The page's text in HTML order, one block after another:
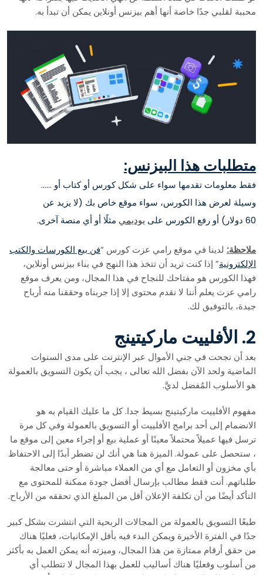
محببة لقلبي جدًا خاصة أنها أهم بيزنس أونلاين يمكن أن تبدأ به.
متطلبات هذا البيزنس:
فقط معلومات تقدمها سواء على شكل كورس أو كتاب أو ……
وسيلة لعرض هذا الكورس، سواء موقع خاص بك (لا يزيد عن
60 دولار) أو رفع الكورس على
يوديمي مثلًا أو أي منصة آخرى.
ملاحظة: لدينا في موقع رامي عزت كورس “فن بيع الكورسات والكتب
الإلكترونية” إذا كنت تريد أن تتخذ هذا النهج في بناء بيزنس أونلاين،
فهذا الكورس هو مفتاحك للنجاح في هذا المجال، ومن يعرف موقع
رامي عزت يعلم أننا لا نقدم محتوى إلا إذا جربناه وحققنا منه أرباح
جيدة، بالتوفيق لك.
2. الأفلييت ماركيتينج
بعد أن نجحت في جني الأموال عبر الإنترنت على مدى السنوات
الماضية ولحد الآن بفضل الله تعالى ، يجب أن يكون التسويق بالعمولة
هو الأسلوب المُفضل لديَّ.
مفهوم الأفلييت ماركيتينج بسيط جدا. كل ما عليك القيام به هو
الانضمام إلى أحد برامج الأفلييت أو التسويق بالعمولة وفي كل مرة
ترسل فيها عميلاً محتملاً معينًا أو عملية بيع أو إجراء معين إلى موقع ما
، ستحصل على عمولة. الميزة هنا هي أنك لن تضطر أبدًا إلى الاحتفاظ
بأي مخزون أو التعامل مع أي من العملاء مباشرة أو حتى معالجة
طلباتهم. أنت فقط مطالب بإرسال أفضل جودة ممكنة للمحتوى مع
التأكد أيضًا من أن تكلفة الإعلان أقل من المبلغ الذي تحققه من الأرباح.
طبعًا التسويق بالعمولة من المجالات الربحية التي انتشرت بشكل كبير
جدًا في الفترة الأخيرة ويمكن البدء فيه بأقل الإمكانيات، فعليًا هناك
من حقق أرقام ممتازة من هذا المجال، وميزته أنه يمكن العمل به بأكثر
من أسلوب وفعليًا هناك أساليب للعمل بهذا المجال لا تتطلب أي